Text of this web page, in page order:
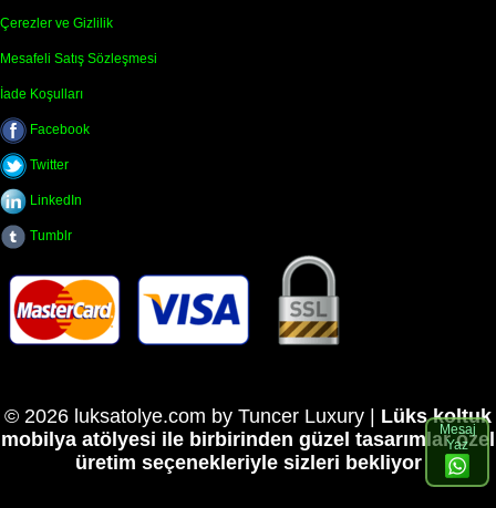
Çerezler ve Gizlilik
Mesafeli Satış Sözleşmesi
İade Koşulları
Facebook
Twitter
LinkedIn
Tumblr
© 2026 luksatolye.com by Tuncer Luxury | Lüks koltuk
mobilya atölyesi ile birbirinden güzel tasarımlar özel
üretim seçenekleriyle sizleri bekliyor
Mesaj
Yaz